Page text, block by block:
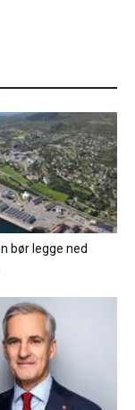
bør legge ned